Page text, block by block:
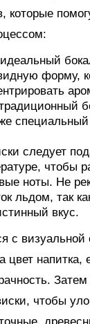
которые
идеальный
форму,
следует
чтобы
ноты. Не
льдом, так
вкус.
с визуальной
напитка,
Затем
чтобы